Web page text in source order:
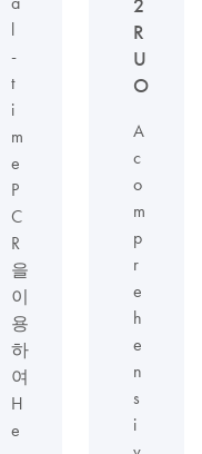
l
-
t
i
m
e
P
C
R
을
이
용
하
여
H
e
2
R
U
O
A
c
o
m
p
r
e
h
e
n
s
i